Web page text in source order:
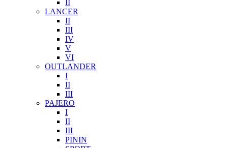
II
LANCER
II
III
IV
V
VI
OUTLANDER
I
II
III
PAJERO
I
II
III
PININ